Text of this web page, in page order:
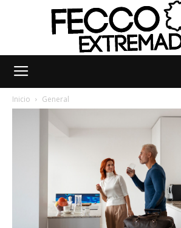
Extremadura
Inicio General